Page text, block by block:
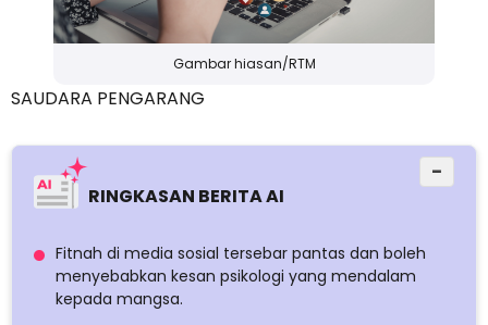
Gambar hiasan/RTM
SAUDARA PENGARANG
RINGKASAN BERITA AI
−
Fitnah di media sosial tersebar pantas dan boleh
menyebabkan kesan psikologi yang mendalam
kepada mangsa.